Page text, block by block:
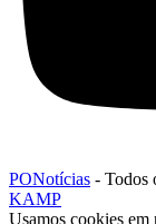
PONotícias - Todos
KAMP
Usamos cookies em